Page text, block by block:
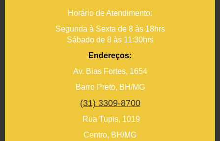
Horário de Atendimento:
Segunda à Sexta de 8 às 18hrs
Sábado de 8 às 11:30hrs
Endereços:
Av. Bias Fortes, 1654
Barro Preto, BH/MG
(31) 3309-8700
Rua Tupis, 1019
Centro, BH/MG